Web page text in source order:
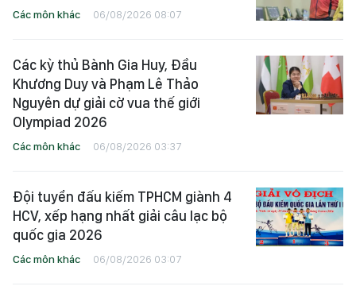
Các môn khác 06/08/2026 08:07
Các kỳ thủ Bành Gia Huy, Đầu
Khương Duy và Phạm Lê Thảo
Nguyên dự giải cờ vua thế giới
Olympiad 2026
Các môn khác 06/08/2026 03:37
Đội tuyển đấu kiếm TPHCM giành 4
HCV, xếp hạng nhất giải câu lạc bộ
quốc gia 2026
Các môn khác 06/08/2026 03:07